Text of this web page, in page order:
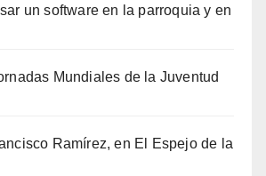
un software en la parroquia y en
Mundiales de la Juventud
Ramírez, en El Espejo de la